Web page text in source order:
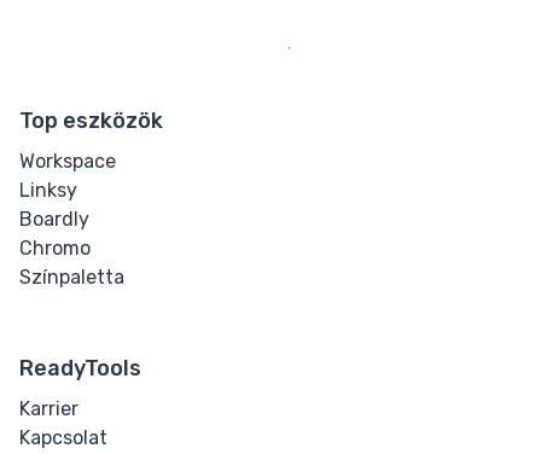
Overflow Wrap
Tab Size
Text Shadow
Top eszközök
Workspace
Linksy
Boardly
Chromo
Színpaletta
ReadyTools
Karrier
Kapcsolat